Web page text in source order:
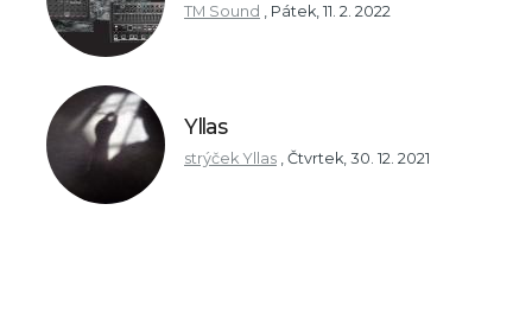
TM Sound Pátek, 11. 2. 2022
Yllas
strýček Yllas Čtvrtek, 30. 12. 2021